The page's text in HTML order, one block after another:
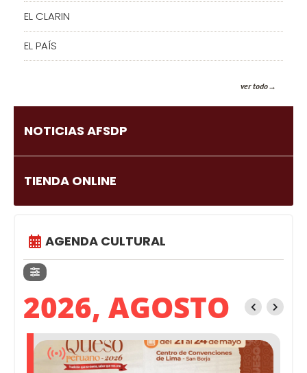
EL CLARIN
EL PAÍS
ver todo
NOTICIAS AFSDP
TIENDA ONLINE
AGENDA CULTURAL
2026, AGOSTO